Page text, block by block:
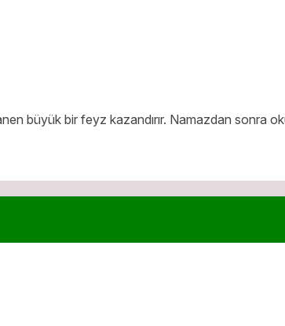
büyük bir feyz kazandırır. Namazdan sonra